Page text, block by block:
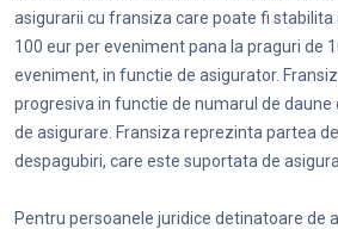
asigurarii cu fransiza care poate fi stabilita
100 eur per eveniment pana la praguri de
eveniment, in functie de asigurator.
progresiva in functie de numarul de
de asigurare. Fransiza reprezinta partea
despagubiri, care este suportata de
Pentru persoanele juridice detinatoare de